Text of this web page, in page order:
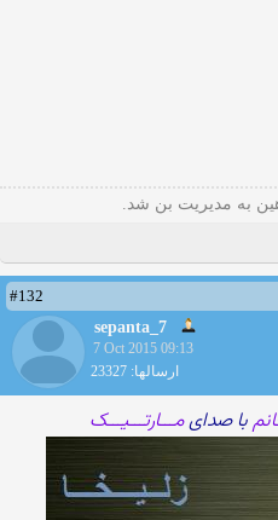
به مدیریت بن شد.
#132
sepanta_7
7 Oct 2015 09:13
ارسالها: 23327
با صدایمـــارتـــیـــک